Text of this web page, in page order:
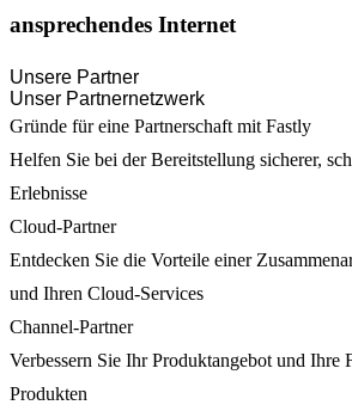
ansprechendes Internet
Unsere Partner
Unser Partnernetzwerk
Gründe für eine Partnerschaft mit Fastly
Helfen Sie bei der Bereitstellung sicherer,
Erlebnisse
Cloud-Partner
Entdecken Sie die Vorteile einer
und Ihren Cloud-Services
Channel-Partner
Verbessern Sie Ihr Produktangebot und Ihre
Produkten